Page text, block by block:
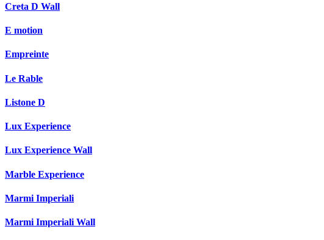
Creta D Wall
E motion
Empreinte
Le Rable
Listone D
Lux Experience
Lux Experience Wall
Marble Experience
Marmi Imperiali
Marmi Imperiali Wall